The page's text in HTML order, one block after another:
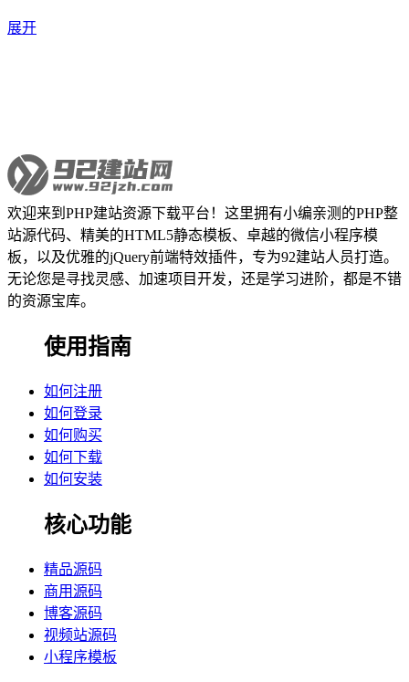
展开
欢迎来到PHP建站资源下载平台！这里拥有小编亲测的PHP整
站源代码、精美的HTML5静态模板、卓越的微信小程序模
板，以及优雅的jQuery前端特效插件，专为92建站人员打造。
无论您是寻找灵感、加速项目开发，还是学习进阶，都是不错
的资源宝库。
使用指南
如何注册
如何登录
如何购买
如何下载
如何安装
核心功能
精品源码
商用源码
博客源码
视频站源码
小程序模板